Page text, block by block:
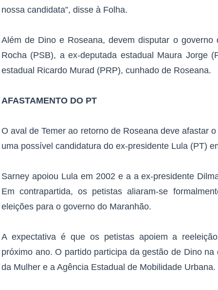
nossa candidata”, disse à Folha.
Além de Dino e Roseana, devem disputar o governo
Rocha (PSB), a ex-deputada estadual Maura Jorge
estadual Ricardo Murad (PRP), cunhado de Roseana.
AFASTAMENTO DO PT
O aval de Temer ao retorno de Roseana deve afastar
uma possível candidatura do ex-presidente Lula (PT)
Sarney apoiou Lula em 2002 e a a ex-presidente
Em contrapartida, os petistas aliaram-se
eleições para o governo do Maranhão.
A expectativa é que os petistas apoiem a
próximo ano. O partido participa da gestão de Dino
da Mulher e a Agência Estadual de Mobilidade Urbana.